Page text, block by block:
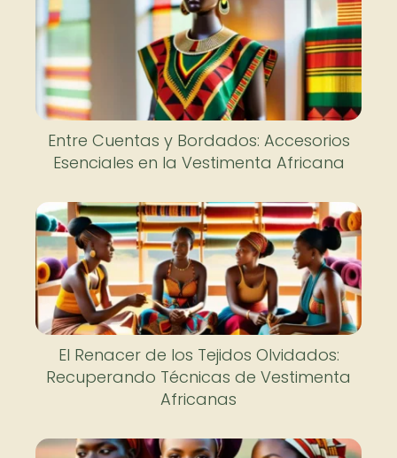
Entre Cuentas y Bordados: Accesorios
Esenciales en la Vestimenta Africana
El Renacer de los Tejidos Olvidados:
Recuperando Técnicas de Vestimenta
Africanas